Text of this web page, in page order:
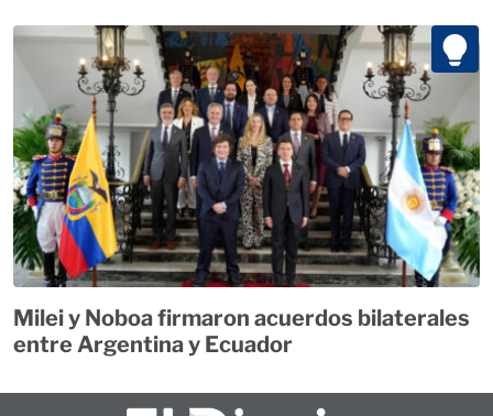
Milei y Noboa firmaron acuerdos bilaterales
entre Argentina y Ecuador